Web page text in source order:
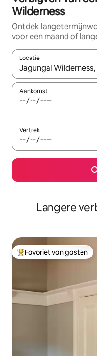
Wilderness
Ontdek
voor een maand of
Locatie
Wanneer er resultaten
Aankomst
Vertrek
Langere
Topfavoriet van gasten
Favoriet van gasten